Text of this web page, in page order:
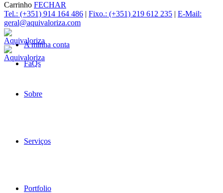
Carrinho FECHAR
Tel.: (+351) 914 164 486 | Fixo.: (+351) 219 612 235 | E-Mail:
geral@aquivaloriza.com
A minha conta
FaQs
Sobre
Serviços
Portfolio